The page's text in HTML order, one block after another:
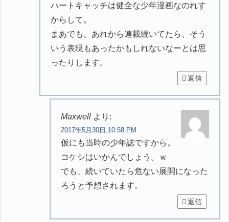
ハートキャッチは健全な少年漫画なのれす
からして。
まあでも、あれから連載続いてたら、そう
いう表現もあったかもしれないなーとは思
ったりします。
返信
Maxwell より:
2017年5月30日 10:58 PM
仮にも当時の少年誌ですから。
コケシはいかんでしょう。ｗ
でも、続いていたら危ない展開になった
ろうと予想されます。
返信